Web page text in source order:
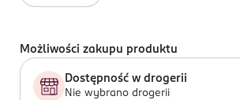
Możliwości zakupu produktu
Dostępność w drogerii
Nie wybrano drogerii